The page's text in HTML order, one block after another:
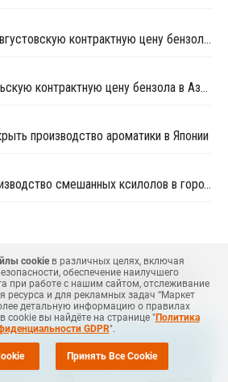
Eneos номинировала августовскую контрактную цену бензола в Азии на уровне USD1 160 за тонну
Eneos установила июльскую контрактную цену бензола в Азии на уровне USD1 290 за тонну
производство ароматики в Японии
Eneos остановила производство смешанных ксилолов в городе Итихаре
цены ПП в
USD132 за тонну
cookieв различных целях, включая
обеспечение наилучшего
при работе с нашим сайтом, отслеживание
ресурса и для рекламных задач “Маркет
детальную информацию о правилах
cookie вы найдёте на странице "Политика
GDPR".
Принять Все Cookie